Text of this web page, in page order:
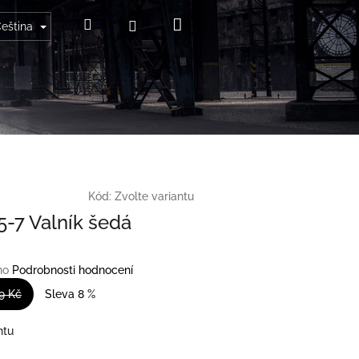
HledatPřihlášeníNákupní
košík
Kód: Zvolte variantu
7 Valník šedá
Podrobnosti hodnocení
Kč
Sleva 8 %